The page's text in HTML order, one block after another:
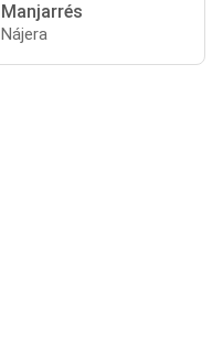
Manjarrés
Nájera